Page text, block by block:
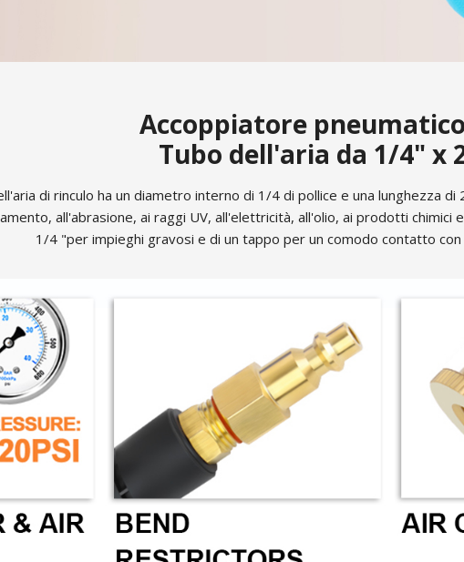
Accoppiatore
Tubo dell'aria da 1/4" x
di rinculo ha un diametro interno di 1/4 di pollice e una lunghezza
all'abrasione, ai raggi UV, all'elettricità, all'olio, ai prodotti
1/4 "per impieghi gravosi e di un tappo per un comodo contatto